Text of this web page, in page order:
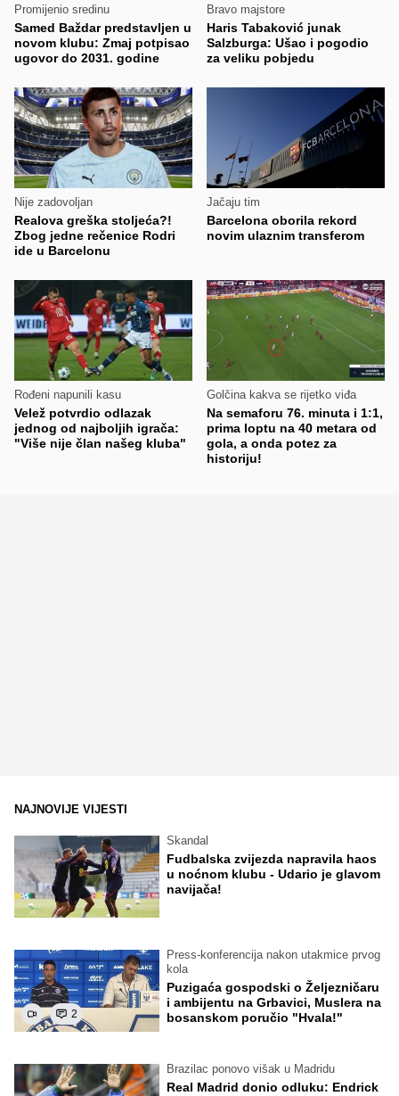
Promijenio sredinu
Samed Baždar predstavljen u
novom klubu: Zmaj potpisao
ugovor do 2031. godine
Bravo majstore
Haris Tabaković junak
Salzburga: Ušao i pogodio
za veliku pobjedu
Nije zadovoljan
Realova greška stoljeća?!
Zbog jedne rečenice Rodri
ide u Barcelonu
Jačaju tim
Barcelona oborila rekord
novim ulaznim transferom
Rođeni napunili kasu
Velež potvrdio odlazak
jednog od najboljih igrača:
"Više nije član našeg kluba"
Golčina kakva se rijetko viđa
Na semaforu 76. minuta i 1:1,
prima loptu na 40 metara od
gola, a onda potez za
historiju!
NAJNOVIJE VIJESTI
Skandal
Fudbalska zvijezda napravila haos
u noćnom klubu - Udario je glavom
navijača!
2
Press-konferencija nakon utakmice prvog
kola
Puzigaća gospodski o Željezničaru
i ambijentu na Grbavici, Muslera na
bosanskom poručio "Hvala!"
Brazilac ponovo višak u Madridu
Real Madrid donio odluku: Endrick